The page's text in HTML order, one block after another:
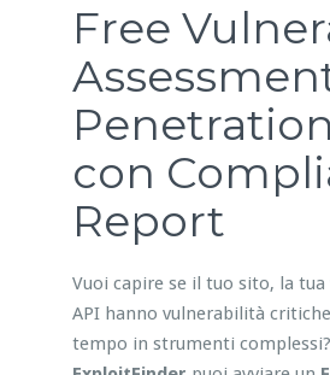
Free
con
Report
Vuoi capire se il tuo sito, la
API hanno vulnerabilità
tempo in strumenti